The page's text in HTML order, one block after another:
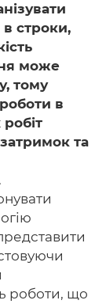
строки,
може
тому
в
та
роботи, що